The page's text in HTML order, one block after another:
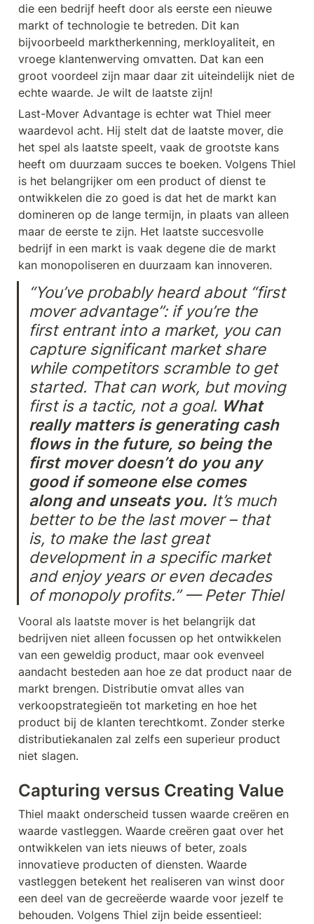
die een bedrijf heeft door als eerste een nieuwe
markt of technologie te betreden. Dit kan
bijvoorbeeld marktherkenning, merkloyaliteit, en
vroege klantenwerving omvatten. Dat kan een
groot voordeel zijn maar daar zit uiteindelijk niet de
echte waarde. Je wilt de laatste zijn!
Last-Mover Advantage is echter wat Thiel meer
waardevol acht. Hij stelt dat de laatste mover, die
het spel als laatste speelt, vaak de grootste kans
heeft om duurzaam succes te boeken. Volgens Thiel
is het belangrijker om een product of dienst te
ontwikkelen die zo goed is dat het de markt kan
domineren op de lange termijn, in plaats van alleen
maar de eerste te zijn. Het laatste succesvolle
bedrijf in een markt is vaak degene die de markt
kan monopoliseren en duurzaam kan innoveren.
“You’ve probably heard about “first
mover advantage”: if you’re the
first entrant into a market, you can
capture significant market share
while competitors scramble to get
started. That can work, but moving
first is a tactic, not a goal. What
really matters is generating cash
flows in the future, so being the
first mover doesn’t do you any
good if someone else comes
along and unseats you. It’s much
better to be the last mover – that
is, to make the last great
development in a specific market
and enjoy years or even decades
of monopoly profits.” — Peter Thiel
Vooral als laatste mover is het belangrijk dat
bedrijven niet alleen focussen op het ontwikkelen
van een geweldig product, maar ook evenveel
aandacht besteden aan hoe ze dat product naar de
markt brengen. Distributie omvat alles van
verkoopstrategieën tot marketing en hoe het
product bij de klanten terechtkomt. Zonder sterke
distributiekanalen zal zelfs een superieur product
niet slagen.
Capturing versus Creating Value
Thiel maakt onderscheid tussen waarde creëren en
waarde vastleggen. Waarde creëren gaat over het
ontwikkelen van iets nieuws of beter, zoals
innovatieve producten of diensten. Waarde
vastleggen betekent het realiseren van winst door
een deel van de gecreëerde waarde voor jezelf te
behouden. Volgens Thiel zijn beide essentieel: